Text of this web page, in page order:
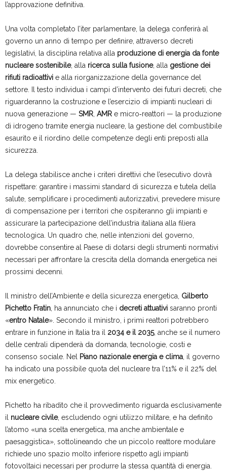
l’approvazione definitiva.
Una volta completato l’iter parlamentare, la delega conferirà al
governo un anno di tempo per definire, attraverso decreti
legislativi, la disciplina relativa alla produzione di energia da fonte
nucleare sostenibile, alla ricerca sulla fusione, alla gestione dei
rifiuti radioattivi e alla riorganizzazione della governance del
settore. Il testo individua i campi d’intervento dei futuri decreti, che
riguarderanno la costruzione e l’esercizio di impianti nucleari di
nuova generazione — SMR AMR e micro‑reattori — la produzione
di idrogeno tramite energia nucleare, la gestione del combustibile
esaurito e il riordino delle competenze degli enti preposti alla
sicurezza.
La delega stabilisce anche i criteri direttivi che l’esecutivo dovrà
rispettare: garantire i massimi standard di sicurezza e tutela della
salute, semplificare i procedimenti autorizzativi, prevedere misure
di compensazione per i territori che ospiteranno gli impianti e
assicurare la partecipazione dell’industria italiana alla filiera
tecnologica. Un quadro che, nelle intenzioni del governo,
dovrebbe consentire al Paese di dotarsi degli strumenti normativi
necessari per affrontare la crescita della domanda energetica nei
prossimi decenni.
Il ministro dell’Ambiente e della sicurezza energetica, Gilberto
Pichetto Fratin , ha annunciato che i decreti attuativi saranno pronti
«entro Natale». Secondo il ministro, i primi reattori potrebbero
entrare in funzione in Italia tra il 2034 e il 2035, anche se il numero
delle centrali dipenderà da domanda, tecnologie, costi e
consenso sociale. Nel
Piano nazionale energia e clima , il governo
ha indicato una possibile quota del nucleare tra l’11% e il 22% del
mix energetico.
Pichetto ha ribadito che il provvedimento riguarda esclusivamente
il nucleare civile, escludendo ogni utilizzo militare, e ha definito
l’atomo «una scelta energetica, ma anche ambientale e
paesaggistica», sottolineando che un piccolo reattore modulare
richiede uno spazio molto inferiore rispetto agli impianti
fotovoltaici necessari per produrre la stessa quantità di energia.